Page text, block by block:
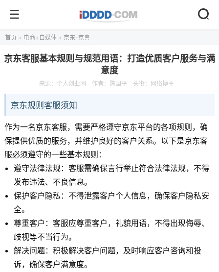
首页 > 电商+自媒体 > 京东-京喜
京东客服基本规则与规范用语：打造优质客户服务与满
意度
来源： 个人创业网 作者：陈国平 头衔：网络博主
京东规则客服须知
作为一名京东客服，需要严格遵守京东平台的各项规则，确
保提供优质的服务，并维护良好的客户关系。以下是京东客
服必须遵守的一些基本规则：
遵守法律法规：客服需确保言行举止符合法律法规，不得
发布违法、不良信息。
保护客户隐私：不得泄露客户个人信息，确保客户隐私安
全。
尊重客户：客服应尊重客户，礼貌用语，不得出现侮辱、
歧视等不当行为。
解决问题：积极解决客户问题，及时响应客户咨询和投
诉，确保客户满意度。